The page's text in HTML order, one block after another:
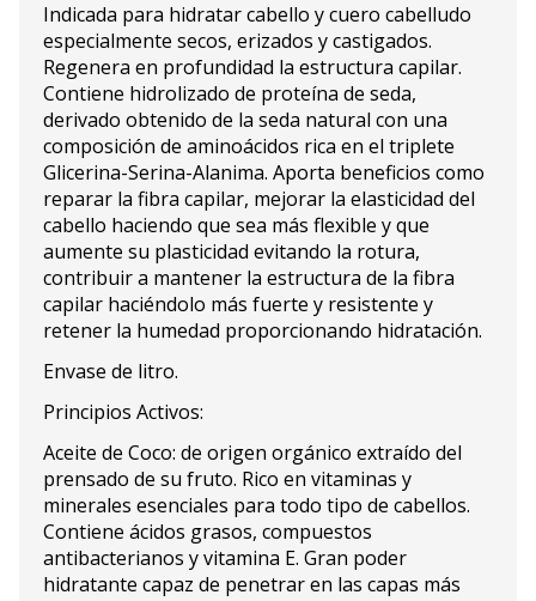
Indicada para hidratar cabello y cuero cabelludo
especialmente secos, erizados y castigados.
Regenera en profundidad la estructura capilar.
Contiene hidrolizado de proteína de seda,
derivado obtenido de la seda natural con una
composición de aminoácidos rica en el triplete
Glicerina-Serina-Alanima. Aporta beneficios como
reparar la fibra capilar, mejorar la elasticidad del
cabello haciendo que sea más flexible y que
aumente su plasticidad evitando la rotura,
contribuir a mantener la estructura de la fibra
capilar haciéndolo más fuerte y resistente y
retener la humedad proporcionando hidratación.
Envase de litro.
Principios Activos:
Aceite de Coco: de origen orgánico extraído del
prensado de su fruto. Rico en vitaminas y
minerales esenciales para todo tipo de cabellos.
Contiene ácidos grasos, compuestos
antibacterianos y vitamina E. Gran poder
hidratante capaz de penetrar en las capas más